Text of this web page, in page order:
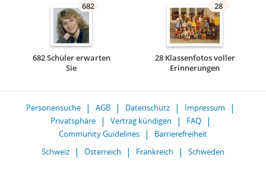
682
682 Schüler erwarten
Sie
28
28 Klassenfotos voller
Erinnerungen
Personensuche AGB Datenschutz
Impressum
Privatsphäre
Vertrag kündigen
FAQ
Community Guidelines
Barrierefreiheit
Schweiz
Österreich Frankreich Schweden